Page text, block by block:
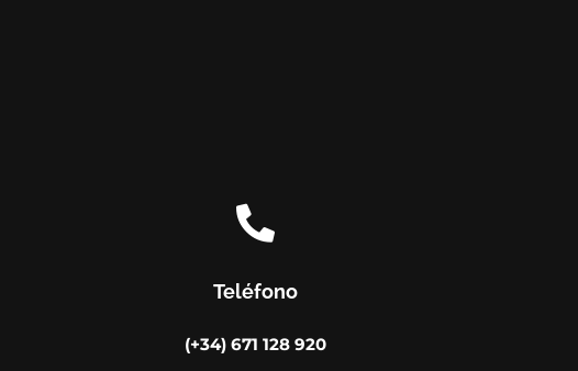

Teléfono
(+34) 671 128 920